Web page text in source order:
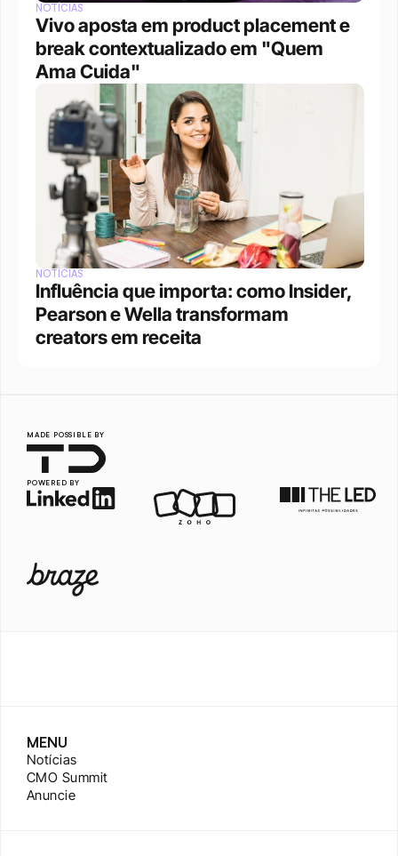
NOTÍCIAS
Vivo aposta em product placement e
break contextualizado em "Quem
Ama Cuida"
NOTÍCIAS
Influência que importa: como Insider,
Pearson e Wella transformam
creators em receita
MADE POSSIBLE BY
POWERED BY
MENU
Notícias
CMO Summit
Anuncie